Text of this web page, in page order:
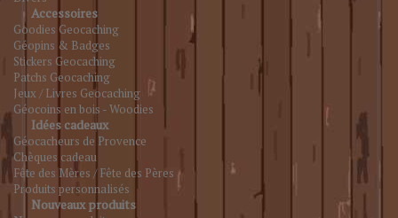
Accessoires
Goodies Geocaching
Géopins & Badges
Stickers Geocaching
Patchs Geocaching
Jeux / Livres Geocaching
Géocoins en bois - Woodies
Idées cadeaux
Géocacheurs de Provence
Chèques cadeau
Fête des Mères / Fête des Pères
Produits personnalisés
Nouveaux produits